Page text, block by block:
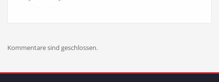
Kommentare sind geschlossen.